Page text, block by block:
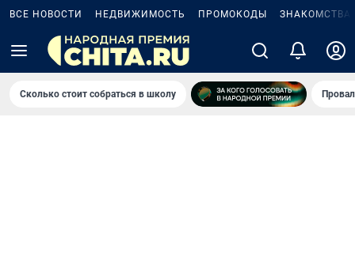
ВСЕ НОВОСТИ НЕДВИЖИМОСТЬ ПРОМОКОДЫ ЗНАКОМСТВА
Сколько стоит собраться в школу